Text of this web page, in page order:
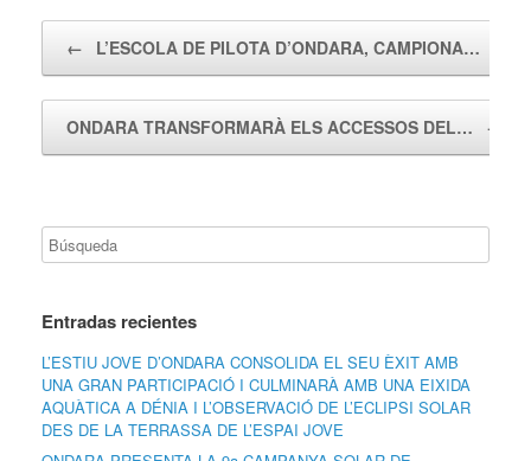
← L’ESCOLA DE PILOTA D’ONDARA, CAMPIONA…
ONDARA TRANSFORMARÀ ELS ACCESSOS DEL… →
Entradas recientes
L’ESTIU JOVE D’ONDARA CONSOLIDA EL SEU ÈXIT AMB
UNA GRAN PARTICIPACIÓ I CULMINARÀ AMB UNA EIXIDA
AQUÀTICA A DÉNIA I L’OBSERVACIÓ DE L’ECLIPSI SOLAR
DES DE LA TERRASSA DE L’ESPAI JOVE